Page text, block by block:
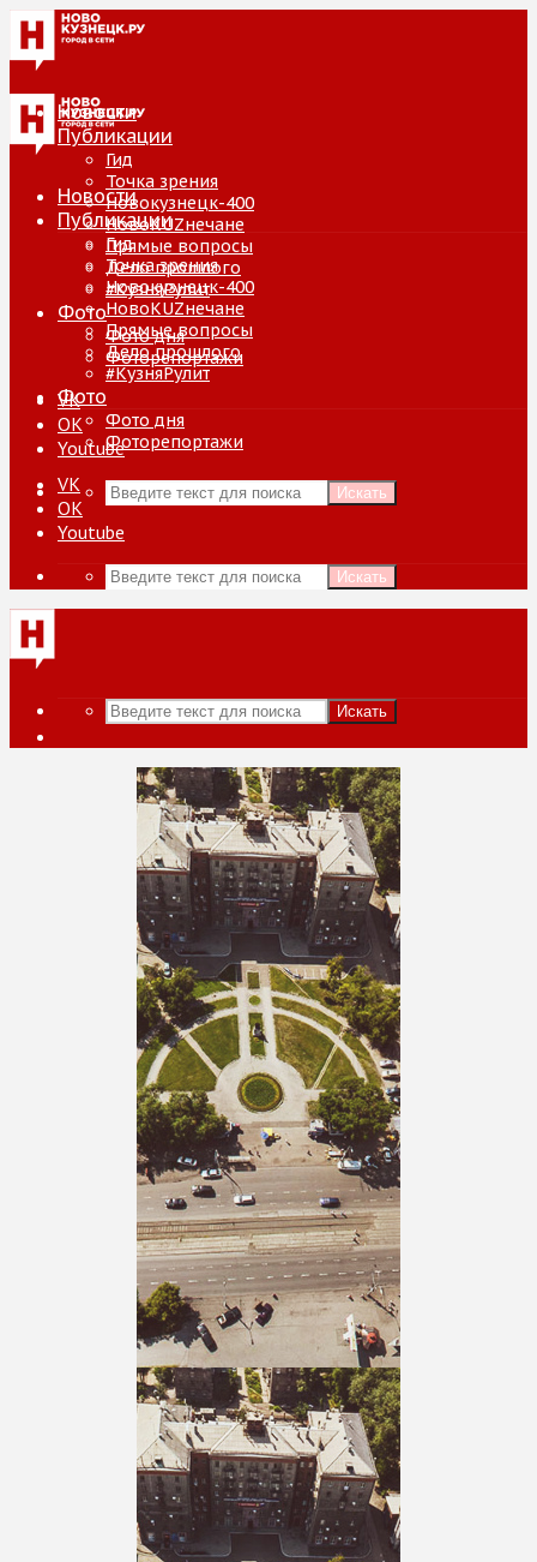
Новости
Публикации
Гид
Точка зрения
Новокузнецк-400
НовоKUZнечане
Прямые вопросы
Дело прошлого
#КузняРулит
Фото
Фото дня
Фоторепортажи
VK
ОК
Youtube
Искать
Новости
Публикации
Гид
Точка зрения
Новокузнецк-400
НовоKUZнечане
Прямые вопросы
Дело прошлого
#КузняРулит
Фото
Фото дня
Фоторепортажи
VK
ОК
Youtube
Искать
Искать